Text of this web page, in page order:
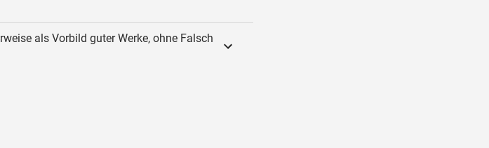
als Vorbild guter Werke, ohne Falsch